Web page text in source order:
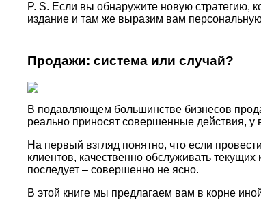
P. S. Если вы обнаружите новую стратегию,
издание и там же выразим вам
Продажи: система или случай?
В подавляющем большинстве бизнесов
реально приносят совершенные действия, у
На первый взгляд понятно, что если
клиентов, качественно обслуживать
последует – совершенно не ясно.
В этой книге мы предлагаем вам в корне